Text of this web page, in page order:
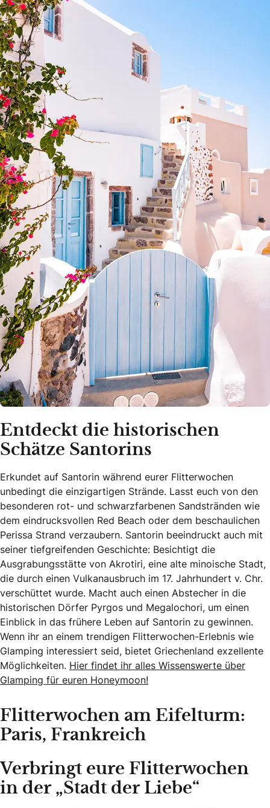
Entdeckt die historischen
Schätze Santorins
Erkundet auf Santorin während eurer Flitterwochen
unbedingt die einzigartigen Strände. Lasst euch von den
besonderen rot- und schwarzfarbenen Sandstränden wie
dem eindrucksvollen Red Beach oder dem beschaulichen
Perissa Strand verzaubern. Santorin beeindruckt auch mit
seiner tiefgreifenden Geschichte: Besichtigt die
Ausgrabungsstätte von Akrotiri, eine alte minoische Stadt,
die durch einen Vulkanausbruch im 17. Jahrhundert v. Chr.
verschüttet wurde. Macht auch einen Abstecher in die
historischen Dörfer Pyrgos und Megalochori, um einen
Einblick in das frühere Leben auf Santorin zu gewinnen.
Wenn ihr an einem trendigen Flitterwochen-Erlebnis wie
Glamping interessiert seid, bietet Griechenland exzellente
Möglichkeiten. Hier findet ihr alles Wissenswerte über
Glamping für euren Honeymoon!
Flitterwochen am Eifelturm:
Paris, Frankreich
Verbringt eure Flitterwochen
in der „Stadt der Liebe“